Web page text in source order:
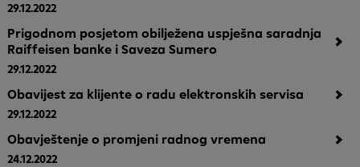
29.12.2022
Prigodnom posjetom obilježena uspješna saradnja
Raiffeisen banke i Saveza Sumero
29.12.2022
Obavijest za klijente o radu elektronskih servisa
29.12.2022
Obavještenje o promjeni radnog vremena
24.12.2022